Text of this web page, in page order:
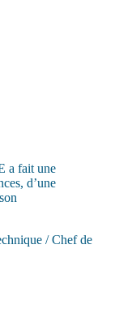
a fait une
d’une
/ Chef de